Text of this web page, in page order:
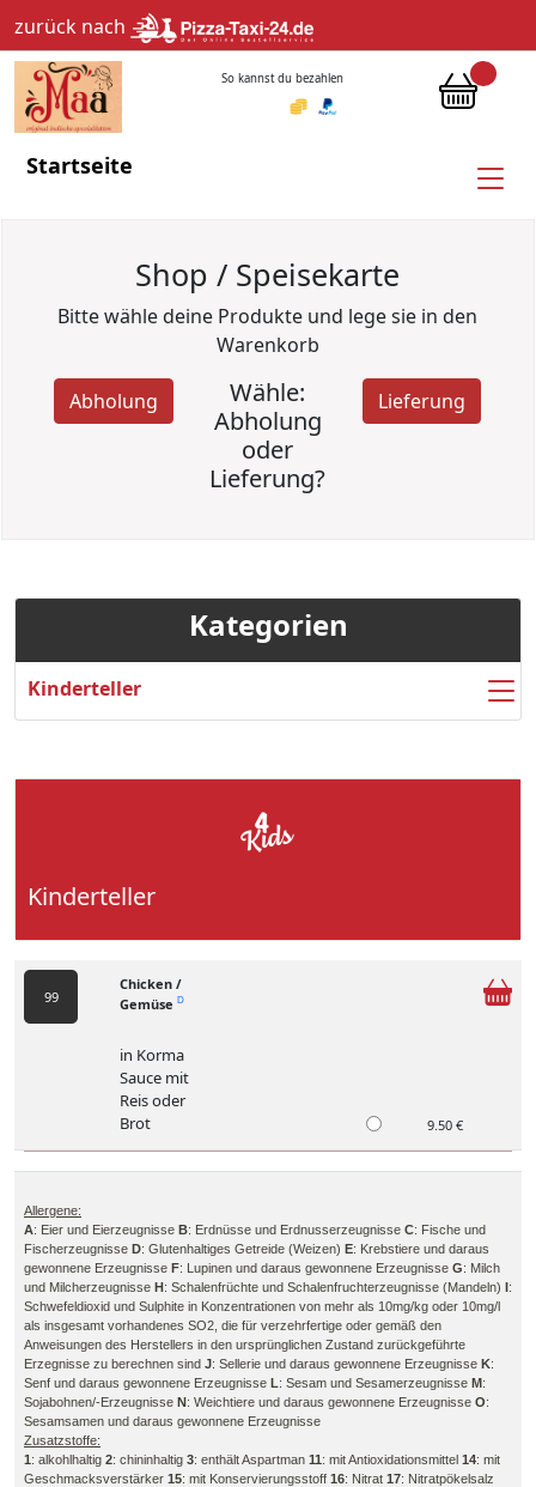
zurück nach
So kannst du bezahlen
Startseite
Shop / Speisekarte
Bitte wähle deine Produkte und lege sie in den
Warenkorb
Abholung
Wähle:
Abholung
oder
Lieferung?
Lieferung
Kategorien
Kinderteller
Kinderteller
99
Chicken /
Gemüse D
in Korma
Sauce mit
Reis oder
Brot
9.50 €
Allergene:
A: Eier und Eierzeugnisse B: Erdnüsse und Erdnusserzeugnisse C: Fische und
Fischerzeugnisse D: Glutenhaltiges Getreide (Weizen) E: Krebstiere und daraus
gewonnene Erzeugnisse F: Lupinen und daraus gewonnene Erzeugnisse G: Milch
und Milcherzeugnisse H: Schalenfrüchte und Schalenfruchterzeugnisse (Mandeln) I:
Schwefeldioxid und Sulphite in Konzentrationen von mehr als 10mg/kg oder 10mg/l
als insgesamt vorhandenes SO2, die für verzehrfertige oder gemäß den
Anweisungen des Herstellers in den ursprünglichen Zustand zurückgeführte
Erzegnisse zu berechnen sind J: Sellerie und daraus gewonnene Erzeugnisse K:
Senf und daraus gewonnene Erzeugnisse L: Sesam und Sesamerzeugnisse M:
Sojabohnen/-Erzeugnisse N: Weichtiere und daraus gewonnene Erzeugnisse O:
Sesamsamen und daraus gewonnene Erzeugnisse
Zusatzstoffe:
1: alkohlhaltig 2: chininhaltig 3: enthält Aspartman 11: mit Antioxidationsmittel 14: mit
Geschmacksverstärker 15: mit Konservierungsstoff 16: Nitrat 17: Nitratpökelsalz